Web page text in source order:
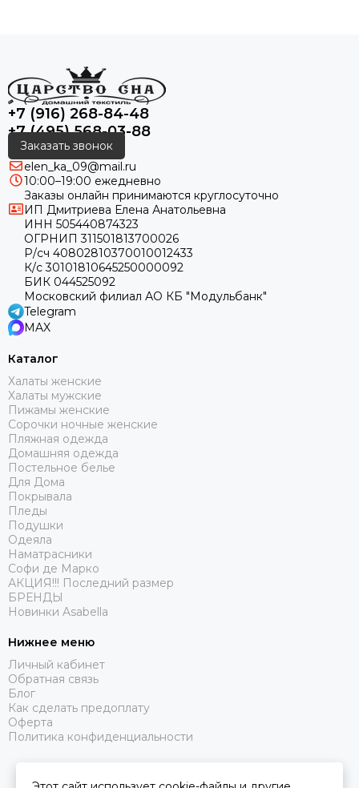
+7 (916) 268-84-48
+7 (495) 568-03-88
Заказать звонок
elen_ka_09@mail.ru
10:00–19:00 ежедневно
Заказы онлайн принимаются круглосуточно
ИП Дмитриева Елена Анатольевна
ИНН 505440874323
ОГРНИП 311501813700026
Р/сч 40802810370010012433
К/с 30101810645250000092
БИК 044525092
Московский филиал АО КБ "Модульбанк"
Telegram
MAX
Каталог
Халаты женские
Халаты мужские
Пижамы женские
Сорочки ночные женские
Пляжная одежда
Домашняя одежда
Постельное белье
Для Дома
Покрывала
Пледы
Подушки
Одеяла
Наматрасники
Софи де Марко
АКЦИЯ!!! Последний размер
БРЕНДЫ
Новинки Asabella
Нижнее меню
Личный кабинет
Обратная связь
Блог
Как сделать предоплату
Оферта
Политика конфиденциальности